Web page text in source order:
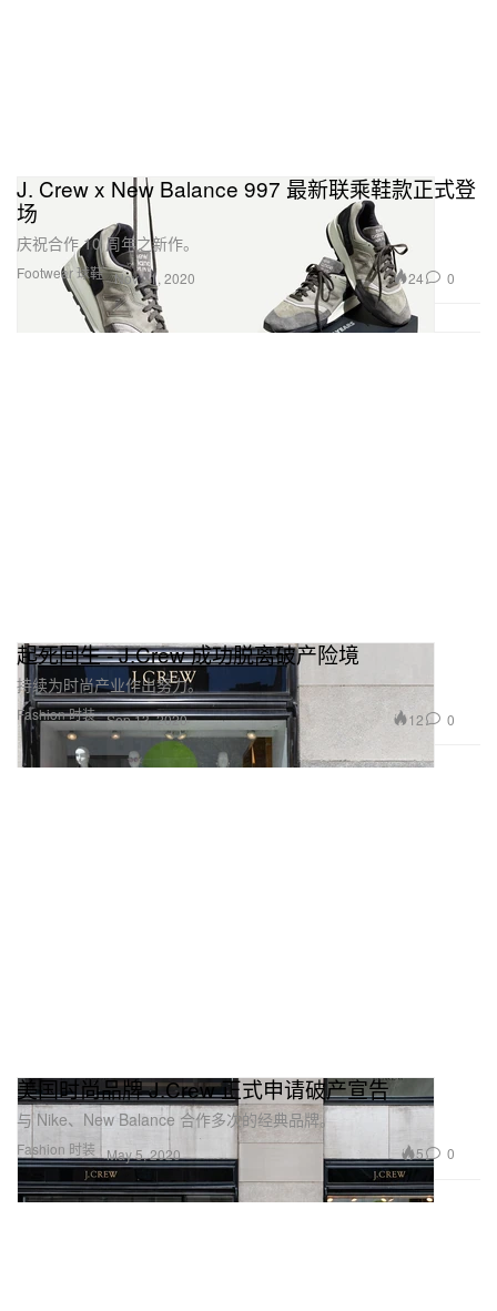
Footwear 球鞋
J. Crew x New Balance 997 最新联乘鞋款正式登
场
庆祝合作 10 周年之新作。
Nov 21, 2020 24 0
Fashion 时装
起死回生 - J.Crew 成功脱离破产险境
持续为时尚产业作出努力。
Sep 13, 2020 12 0
Fashion 时装
美国时尚品牌 J.Crew 正式申请破产宣告
与 Nike、New Balance 合作多次的经典品牌。
May 5, 2020 5 0